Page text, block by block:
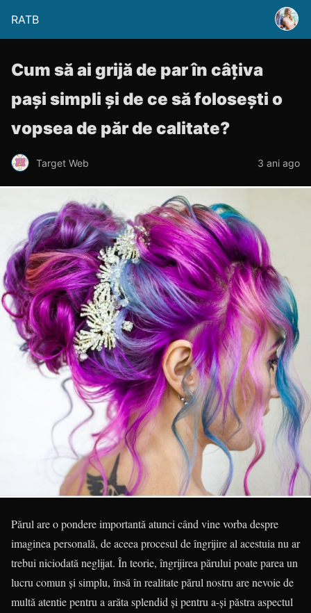
RATB
Cum să ai grijă de par în câțiva
pași simpli și de ce să folosești o
vopsea de păr de calitate?
Target Web 3 ani ago
Părul are o pondere importantă atunci când vine vorba despre
imaginea personală, de aceea procesul de îngrijire al acestuia nu ar
trebui niciodată neglijat. În teorie, îngrijirea părului poate parea un
lucru comun și simplu, însă în realitate părul nostru are nevoie de
multă atentie pentru a arăta splendid și pentru a-și păstra aspectul